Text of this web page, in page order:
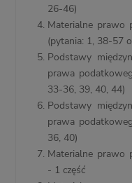
26-46)
Materialne prawo
(pytania: 1, 38-57
Podstawy
prawa
33-36, 39, 40, 44)
Podstawy
prawa
36, 40)
Materialne prawo
- 1 część